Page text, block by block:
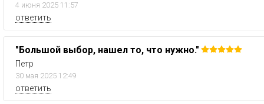
4 июня 2025 11:57
ответить
"Большой выбор, нашел то, что нужно."
Петр
30 мая 2025 12:49
ответить